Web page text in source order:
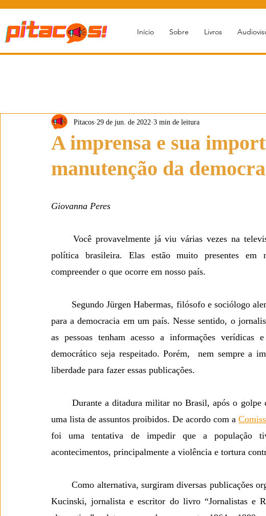
Início Sobre Livros
A imprensa e sua
manutenção da
Pitacos 29 de jun. de 2022 3 min de leitura
Giovanna Peres
política brasileira. Elas estão muito presentes em
compreender o que ocorre em nosso país.
para a democracia em um país. Nesse sentido, o
as pessoas tenham acesso a informações
democrático seja respeitado. Porém,  nem sempre a
liberdade para fazer essas publicações.
	Durante a ditadura militar no Brasil, após o golpe de Estado de 1964, a censura imposta criou
uma lista de assuntos proibidos. De acordo com a
foi uma tentativa de impedir que a população
acontecimentos, principalmente a violência e tortura
	Como alternativa, surgiram diversas publicações organizadas pela esquerda brasileira. Bernardo
Kucinski, jornalista e escritor do livro “Jornalistas e